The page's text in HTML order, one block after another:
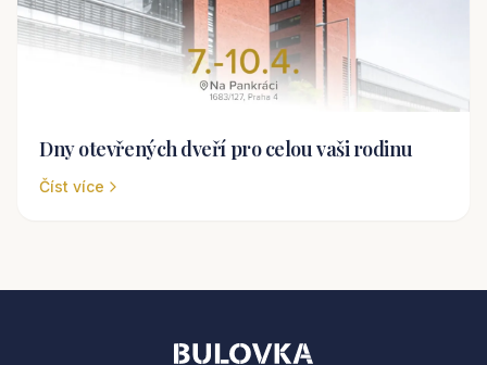
Dny otevřených dveří pro celou vaši rodinu
Číst více